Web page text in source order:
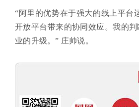
“阿里的优势在于强大的线上平台
开放平台带来的协同效应。我的
业的升级。” 庄帅说。